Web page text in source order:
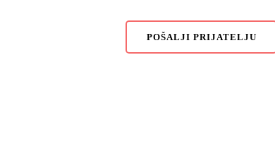
POŠALJI PRIJATELJU